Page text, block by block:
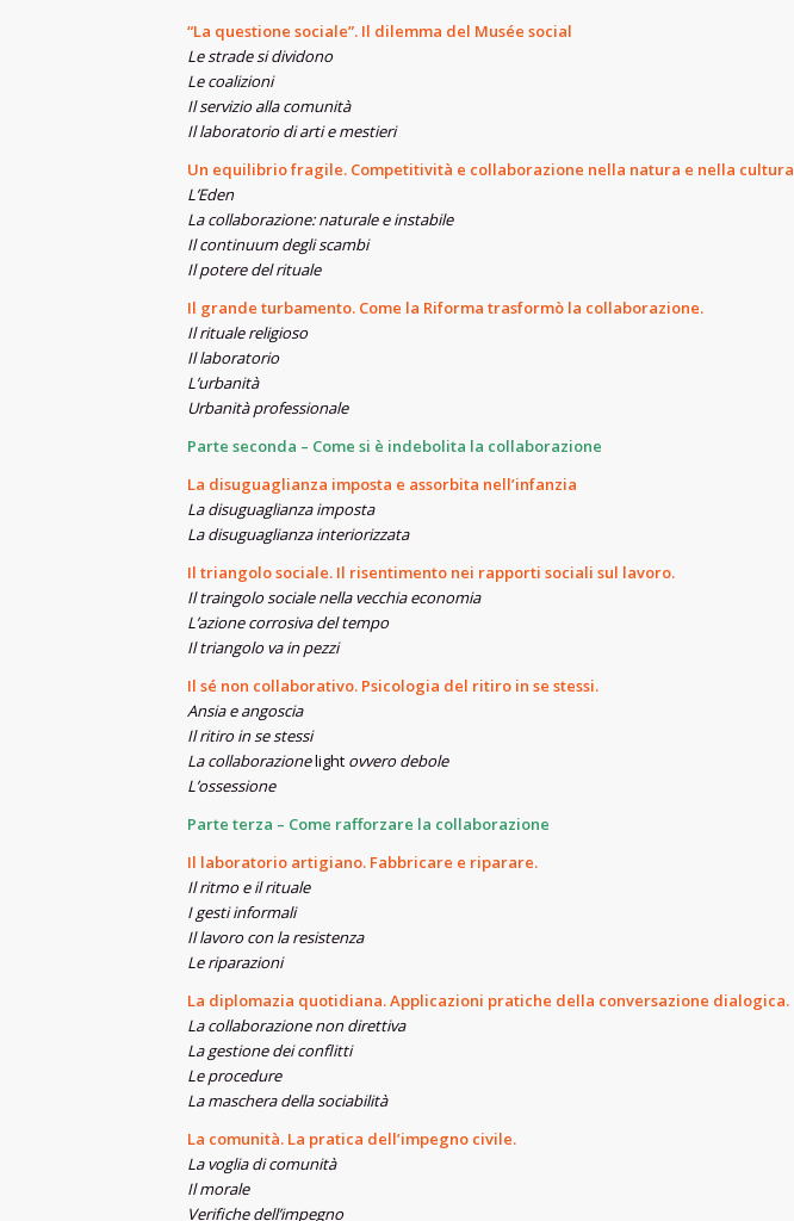
“La questione sociale”. Il dilemma del Musée social
Le strade si dividono
Le coalizioni
Il servizio alla comunità
Il laboratorio di arti e mestieri
Un equilibrio fragile. Competitività e collaborazione nella natura e nella cultura
L’Eden
La collaborazione: naturale e instabile
Il continuum degli scambi
Il potere del rituale
Il grande turbamento. Come la Riforma trasformò la collaborazione.
Il rituale religioso
Il laboratorio
L’urbanità
Urbanità professionale
Parte seconda – Come si è indebolita la collaborazione
La disuguaglianza imposta e assorbita nell’infanzia
La disuguaglianza imposta
La disuguaglianza interiorizzata
Il triangolo sociale. Il risentimento nei rapporti sociali sul lavoro.
Il traingolo sociale nella vecchia economia
L’azione corrosiva del tempo
Il triangolo va in pezzi
Il sé non collaborativo. Psicologia del ritiro in se stessi.
Ansia e angoscia
Il ritiro in se stessi
La collaborazionelight ovvero debole
L’ossessione
Parte terza – Come rafforzare la collaborazione
Il laboratorio artigiano. Fabbricare e riparare.
Il ritmo e il rituale
I gesti informali
Il lavoro con la resistenza
Le riparazioni
La diplomazia quotidiana. Applicazioni pratiche della conversazione dialogica.
La collaborazione non direttiva
La gestione dei conflitti
Le procedure
La maschera della sociabilità
La comunità. La pratica dell’impegno civile.
La voglia di comunità
Il morale
Verifiche dell’impegno